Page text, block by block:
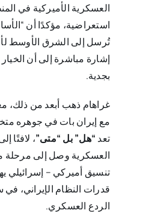
العسكرية الأميركية في
استعراضية، مؤكدًا أن
تُرسل إلى الشرق الأوسط
إشارة مباشرة إلى أن
بجدية.
غراهام ذهب أبعد من ذلك،
مع إيران بات في جوهره
تعد “هل” بل “متى”، لافتًا
العسكرية وصل إلى مرحلة
تنسيق أميركي – إسرائيلي
قدرات النظام الإيراني،
الردع العسكري.